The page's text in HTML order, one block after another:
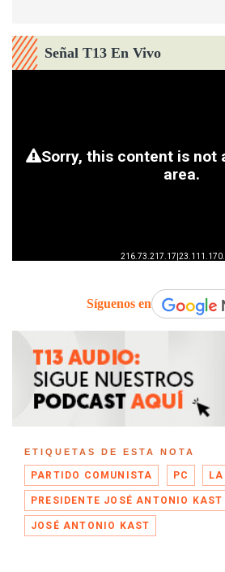
Señal T13 En Vivo
Síguenos en
ETIQUETAS DE ESTA NOTA
PARTIDO COMUNISTA PC
PRESIDENTE JOSÉ ANTONIO KAST
JOSÉ ANTONIO KAST